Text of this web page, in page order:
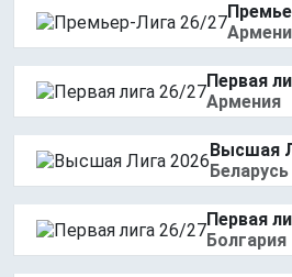
Первая
Армения
Высшая
Беларусь
Первая
Болгария